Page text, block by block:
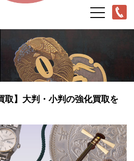
取】大判・小判の強化買取を